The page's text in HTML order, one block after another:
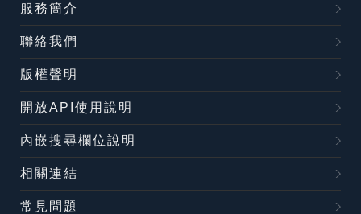
服務簡介
聯絡我們
版權聲明
開放API使用說明
內嵌搜尋欄位說明
相關連結
常見問題